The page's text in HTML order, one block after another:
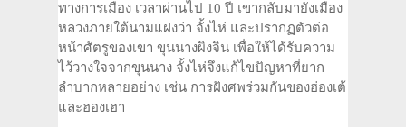
ทางการเมือง เวลาผ่านไป 10 ปี เขากลับมายังเมือง
หลวงภายใต้นามแฝงว่า จั้งไห่ และปรากฏตัวต่อ
หน้าศัตรูของเขา ขุนนางผิงจิน เพื่อให้ได้รับความ
ไว้วางใจจากขุนนาง จั้งไห่จึงแก้ไขปัญหาที่ยาก
ลำบากหลายอย่าง เช่น การฝังศพร่วมกันของฮ่องเต้
และฮองเฮา